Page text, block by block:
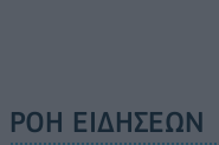
ΡΟΗ ΕΙΔΗΣΕΩΝ